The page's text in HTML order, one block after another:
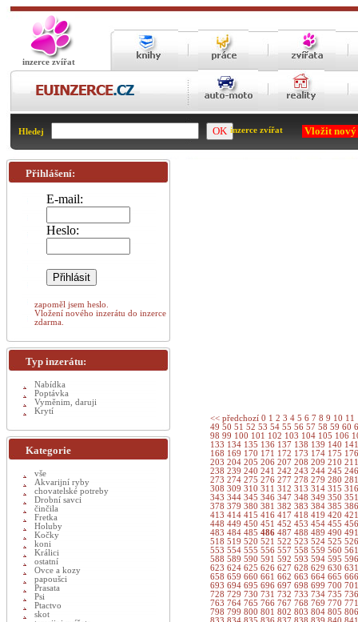
inzerce zvířat
Hledej inzerce zvířat Vložit
<< předchozí 0 1 2 3 4 5 6 7 8 9 10 11
49 50 51 52 53 54 55 56 57 58 59 60
98 99 100 101 102 103 104 105 106
133 134 135 136 137 138 139 140
168 169 170 171 172 173 174 175
203 204 205 206 207 208 209 210
238 239 240 241 242 243 244 245
273 274 275 276 277 278 279 280
308 309 310 311 312 313 314 315
343 344 345 346 347 348 349 350
378 379 380 381 382 383 384 385
413 414 415 416 417 418 419 420
448 449 450 451 452 453 454 455
483 484 485 486 487 488 489 490
518 519 520 521 522 523 524 525
553 554 555 556 557 558 559 560
588 589 590 591 592 593 594 595
623 624 625 626 627 628 629 630
658 659 660 661 662 663 664 665
693 694 695 696 697 698 699 700
728 729 730 731 732 733 734 735
763 764 765 766 767 768 769 770
798 799 800 801 802 803 804 805
Přihlášení:
E-mail:
Heslo:
zapoměl jsem heslo.
Vložení nového inzerátu do inzerce
zdarma.
Typ inzerátu:
Nabídka
Poptávka
Vyměnim, daruji
Krytí
Kategorie
vše
Akvarijní ryby
chovatelské potreby
Drobní savci
činčila
Fretka
Holuby
Kočky
koni
Králici
ostatní
Ovce a kozy
papoušci
Prasata
Psi
Ptactvo
skot